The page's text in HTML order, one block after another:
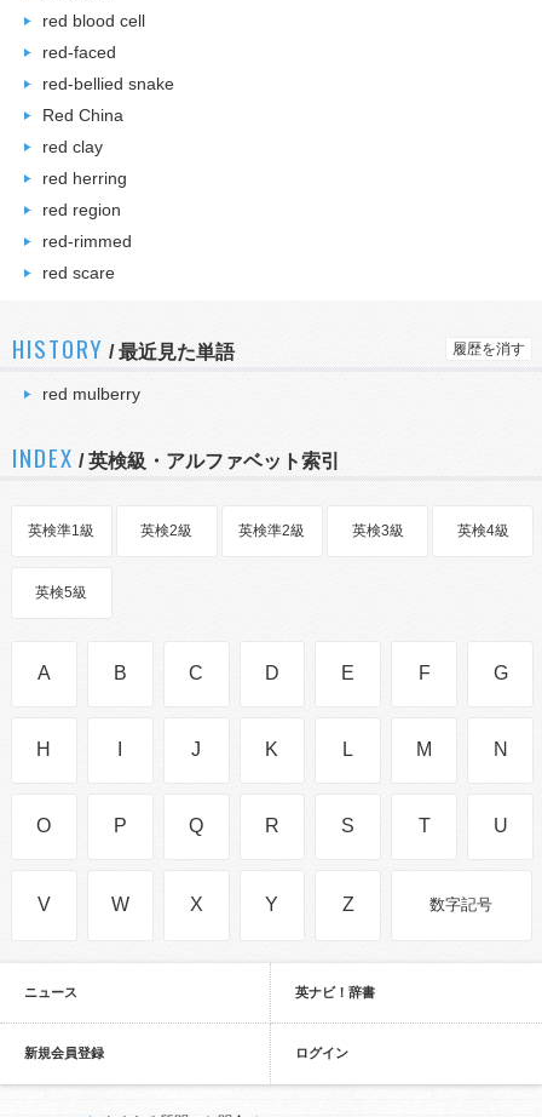
red blood cell
red-faced
red-bellied snake
Red China
red clay
red herring
red region
red-rimmed
red scare
HISTORY /最近見た単語 履歴を消す
red mulberry
INDEX / 英検級・アルファベット索引
英検準1級 英検2級 英検準2級 英検3級 英検4級
英検5級
A B C D E F G
H J K L M N
O P Q R S T U
V W X Y Z 数字記号
ニュース 英ナビ！辞書
新規会員登録 ログイン